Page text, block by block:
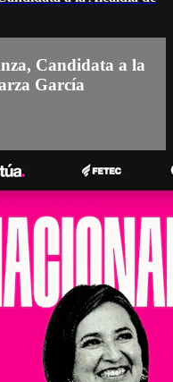
Candidata a la
García